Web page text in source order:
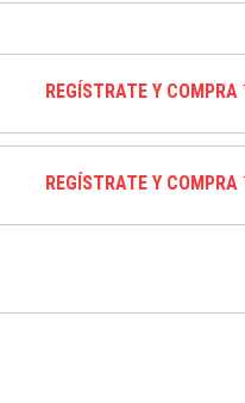
REGÍSTRATE Y COMPRA
REGÍSTRATE Y COMPRA